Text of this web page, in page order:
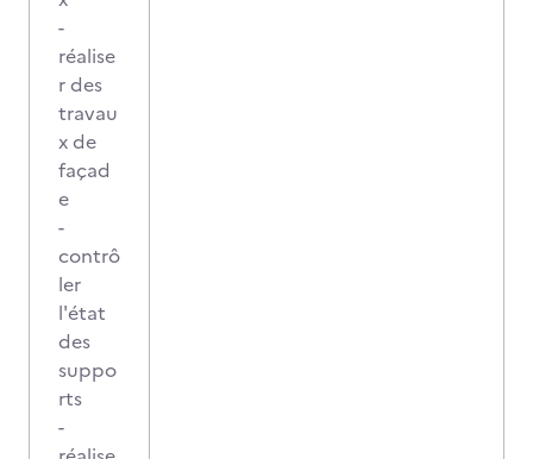
-
réalise
r des
travau
x de
façad
e
-
contrô
ler
l'état
des
suppo
rts
-